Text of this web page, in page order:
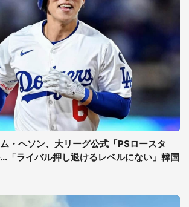
ム・ヘソン、大リーグ公式「PSロースタ
「ライバル押し退けるレベルにない」韓国